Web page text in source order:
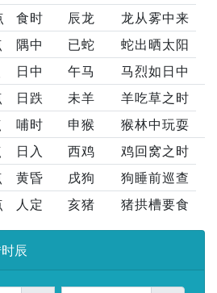
食时 辰龙
龙从雾中来
隅中 已蛇
蛇出晒太阳
日中 午马
马烈如日中
日跌 未羊
羊吃草之时
哺时 申猴
猴林中玩耍
日入 西鸡
鸡回窝之时
黄昏 戌狗
狗睡前巡查
人定 亥猪 猪拱槽要食
辰